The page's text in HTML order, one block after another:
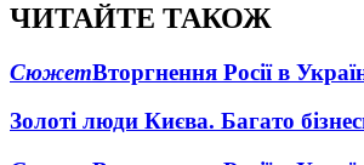
ЧИТАЙТЕ ТАКОЖ
СюжетВторгнення Росії в
Золоті люди Києва. Багато